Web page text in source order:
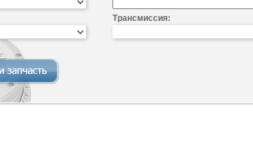
Трансмиссия: